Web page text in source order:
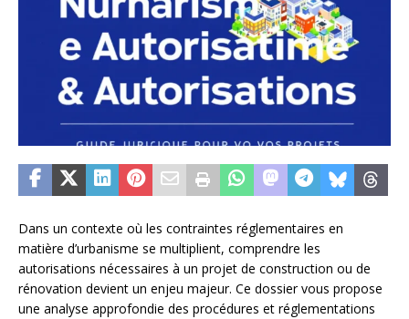
Dans un contexte où les contraintes réglementaires en
matière d’urbanisme se multiplient, comprendre les
autorisations nécessaires à un projet de construction ou de
rénovation devient un enjeu majeur. Ce dossier vous propose
une analyse approfondie des procédures et réglementations